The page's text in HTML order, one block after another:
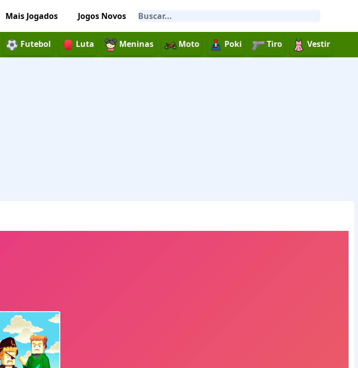
Mais Jogados Jogos Novos
Futebol Luta Meninas Moto Poki Tiro Vestir